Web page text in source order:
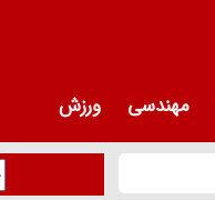
مهندسی ورزش